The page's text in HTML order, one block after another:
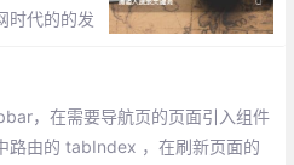
时代的的发
很不美观
，在需要导航页的页面引入组件
路由的 tabIndex ，在刷新页面的